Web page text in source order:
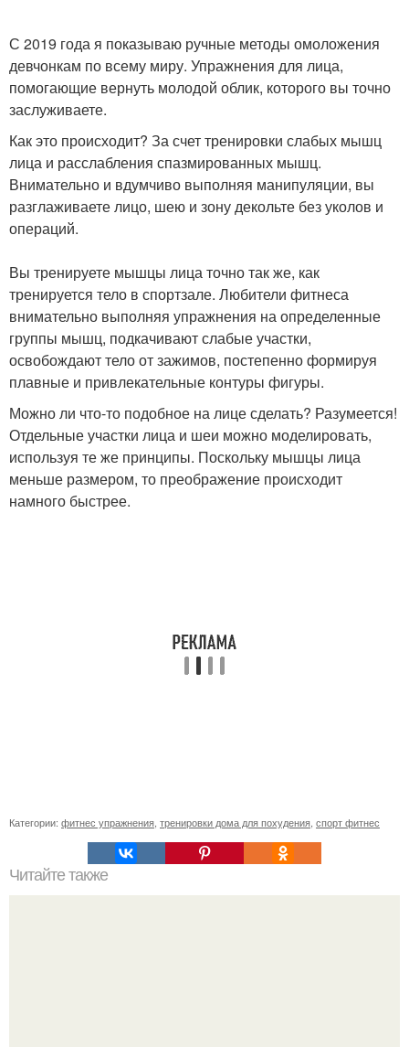
С 2019 года я показываю ручные методы омоложения
девчонкам по всему миру. Упражнения для лица,
помогающие вернуть молодой облик, которого вы точно
заслуживаете.
Как это происходит? За счет тренировки слабых мышц
лица и расслабления спазмированных мышц.
Внимательно и вдумчиво выполняя манипуляции, вы
разглаживаете лицо, шею и зону декольте без уколов и
операций.
Вы тренируете мышцы лица точно так же, как
тренируется тело в спортзале. Любители фитнеса
внимательно выполняя упражнения на определенные
группы мышц, подкачивают слабые участки,
освобождают тело от зажимов, постепенно формируя
плавные и привлекательные контуры фигуры.
Можно ли что-то подобное на лице сделать? Разумеется!
Отдельные участки лица и шеи можно моделировать,
используя те же принципы. Поскольку мышцы лица
меньше размером, то преображение происходит
намного быстрее.
Категории: фитнес упражнения тренировки дома для похудения спорт фитнес
Читайте также